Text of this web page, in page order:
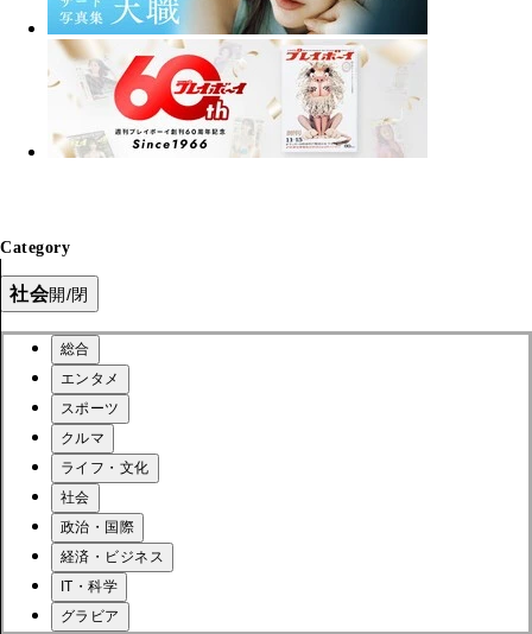
Category
社会開/閉
総合
エンタメ
スポーツ
クルマ
ライフ・文化
社会
政治・国際
経済・ビジネス
IT・科学
グラビア